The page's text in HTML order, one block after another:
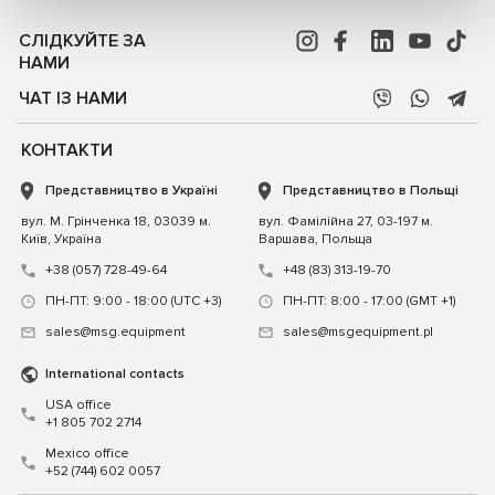
СЛІДКУЙТЕ ЗА
НАМИ
ЧАТ ІЗ НАМИ
КОНТАКТИ
Представництво в Україні
вул. М. Грінченка 18, 03039 м.
Київ, Україна
+38 (057) 728-49-64
ПН-ПТ: 9:00 - 18:00 (UTC +3)
sales@msg.equipment
Представництво в Польщі
вул. Фамілійна 27, 03-197 м.
Варшава, Польща
+48 (83) 313-19-70
ПН-ПТ: 8:00 - 17:00 (GMT +1)
sales@msgequipment.pl
International contacts
USA office
+1 805 702 2714
Mexico office
+52 (744) 602 0057